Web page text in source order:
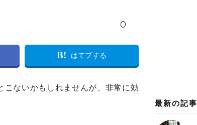
0
B! はてブする
こないかもしれませんが、非常に効
最新の記事